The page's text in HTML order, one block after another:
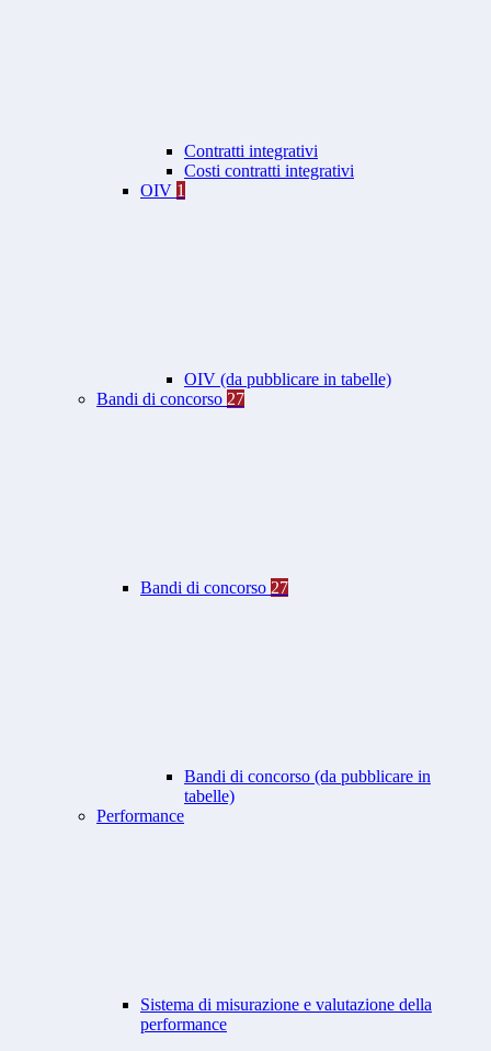
Contratti integrativi
Costi contratti integrativi
OIV 1
OIV (da pubblicare in tabelle)
Bandi di concorso 27
Bandi di concorso 27
Bandi di concorso (da pubblicare in
tabelle)
Performance
Sistema di misurazione e valutazione della
performance